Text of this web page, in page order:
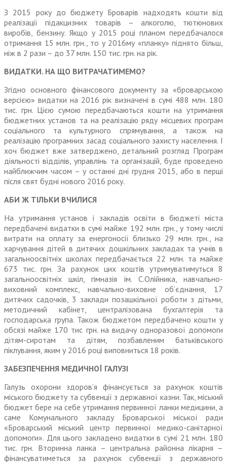
З 2015 року до бюджету Броварів над­ходять кошти від
реалізації підакцизних товарів – алкоголю, тютюнових
виробів, бензину. Якщо у 2015 році планом перед­бачалося
отримання 15 млн. грн., то у 2016му «планку» піднято більш,
ніж в 2 рази – до 37 млн. 150 тис. грн. на рік.
ВИДАТКИ. НА ЩО ВИТРАЧАТИМЕМО?
Згідно основного фінансового документу за «броварською
версією» видатки на 2016 рік визначені в сумі 488 млн. 180
тис. грн. Цією сумою передбачаються кошти на утримання
бюджетних установ та на реалізацію ряду місцевих програм
соціального та культурного спрямування, а також на
реалізацію програмних засад соціаль­ного захисту населення. І
хоч бюджет вже затверджено, детальний розгляд Програм
діяльності відділів, управлінь та організацій, буде проведено
най­ближчим часом – у останні дні грудня 2015, або в перші
після свят будні нового 2016 року.
АБИ Ж ТІЛЬКИ ВЧИЛИСЯ
На утримання установ і закладів освіти в бюджеті міста
передбачені видатки в сумі майже 192 млн. грн., у тому числі
витрати на оплату за енерго­носії близько 29 млн. грн., на
харчування дітей в дитячих дошкільних закладах та учнів в
загальноосвітніх школах передбачається 22 млн. та майже
673 тис. грн. За рахунок цих коштів утримуватимуться 8
загальноосвітніх шкіл, гімназія ім. С.Олійника, навчально-
виховний комплекс, навчально-виховне об’єднання, 17
дитячих садочків, 3 заклади позашкільної роботи з дітьми,
методичний кабінет, централізована бухгалтерія та
господарська група. Також бюджетом передбачено кошти у
обсязі майже 170 тис грн. на видачу одноразової допомоги
дітям-сиротам та дітям, позбавленим батьківського
піклування, яким у 2016 році випо­вниться 18 років.
ЗАБЕЗПЕЧЕННЯ МЕДИЧНОЇ ГАЛУЗІ
Галузь охорони здоров’я фінансується за рахунок коштів
міського бюджету та субвенції з державної казни. Так, міський
бюджет бере на себе утримання первин­ної ланки медицини, а
саме Комуналь­ного закладу Броварської міської ради
«Броварський міський центр первинної медико-санітарної
допомоги». Для цього закладено видатки в сумі 21 млн. 180
тис. грн. Вторинна ланка – центральна районна лікарня –
фінансуватиметься за рахунок субвенції з державного